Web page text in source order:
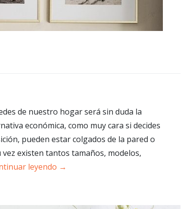
de nuestro hogar será sin duda la
económica, como muy cara si decides
pueden estar colgados de la pared o
existen tantos tamaños, modelos,
leyendo →